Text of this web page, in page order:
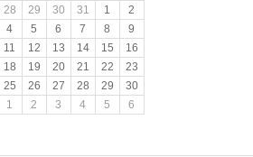
28 29 30 31 1
2
4 5 6 7 8
9
11 12 13 14 15
16
18 19 20 21 22
23
25 26 27 28 29
30
1 2 3 4 5 6